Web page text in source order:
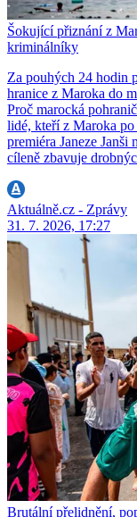
Šokující přiznání z
kriminálníky
Za pouhých 24 hodin
hranice z Maroka do
Proč marocká
lidé, kteří z Maroka
premiéra Janeze
cíleně zbavuje
Aktuálně.cz - Zprávy
31. 7. 2026, 17:27
Brutální přelidnění,